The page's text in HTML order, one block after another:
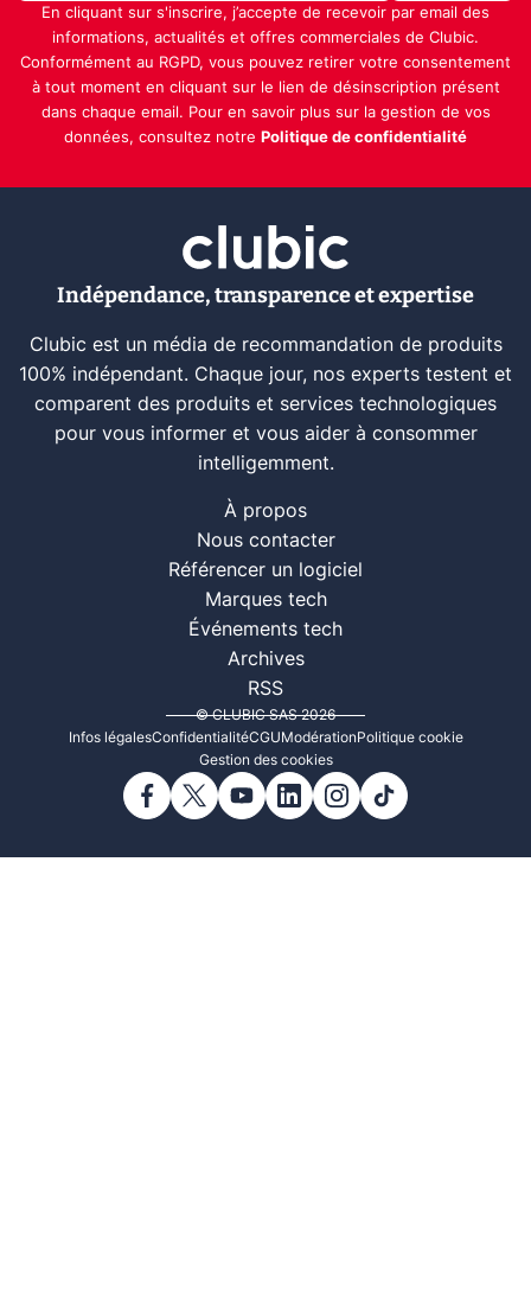
En cliquant sur s'inscrire, j’accepte de recevoir par email des
informations, actualités et offres commerciales de Clubic.
Conformément au RGPD, vous pouvez retirer votre consentement
à tout moment en cliquant sur le lien de désinscription présent
dans chaque email. Pour en savoir plus sur la gestion de vos
données, consultez notre Politique de confidentialité
Indépendance, transparence et expertise
Clubic est un média de recommandation de produits
100% indépendant. Chaque jour, nos experts testent et
comparent des produits et services technologiques
pour vous informer et vous aider à consommer
intelligemment.
À propos
Nous contacter
Référencer un logiciel
Marques tech
Événements tech
Archives
RSS
© CLUBIC SAS 2026
Infos légalesConfidentialitéCGUModérationPolitique cookie
Gestion des cookies